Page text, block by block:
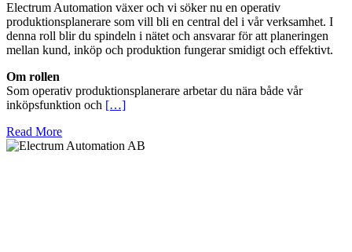
Electrum Automation växer och vi söker nu en operativ
produktionsplanerare som vill bli en central del i vår verksamhet. I
denna roll blir du spindeln i nätet och ansvarar för att planeringen
mellan kund, inköp och produktion fungerar smidigt och effektivt.
Om rollen
Som operativ produktionsplanerare arbetar du nära både vår
inköpsfunktion och […]
Read More